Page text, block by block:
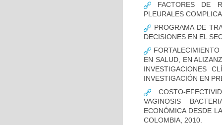
FACTORES DE
PLEURALES
PROGRAMA DE
DECISIONES EN EL
EN SALUD, EN
INVESTIGACIONES
INVESTIGACIÓN EN
COSTO-
VAGINOSIS
ECONÓMICA DESDE
COLOMBIA, 2010.